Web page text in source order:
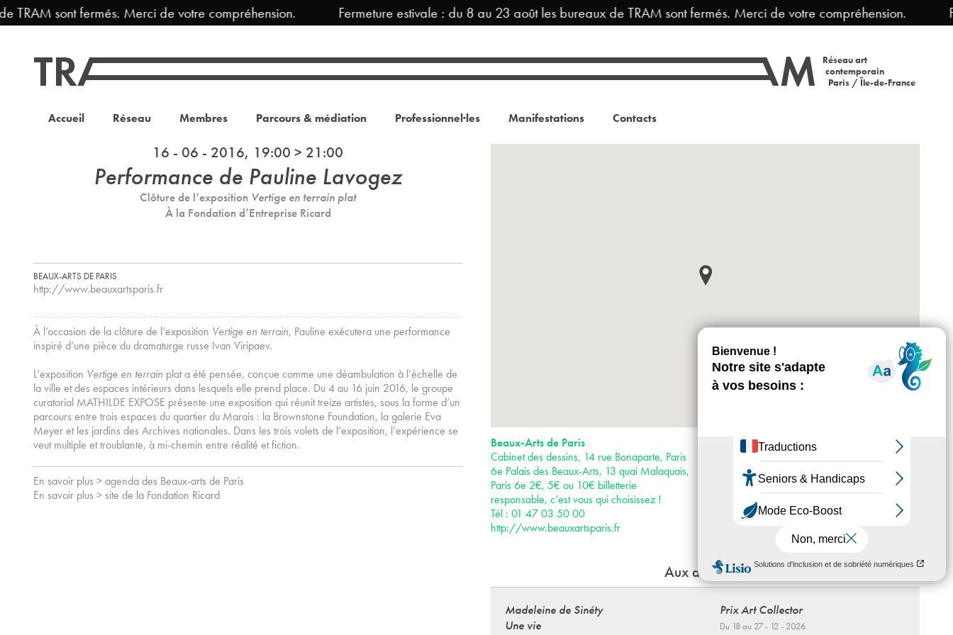
sont fermés. Merci de votre compréhension. Fermeture estivale : du 8 au 23 août les bureaux de TRAM sont fermés. Merci de votre compréhension.
Réseau art
contemporain
Paris / Île-de-France
Accueil Réseau Membres Parcours & médiation Professionnel·les Manifestations Contacts
16 - 06 - 2016, 19:00 > 21:00
Performance de Pauline Lavogez
Clôture de l’exposition Vertige en terrain plat
À la Fondation d’Entreprise Ricard
BEAUX-ARTS DE PARIS
http://www.beauxartsparis.fr
À l’occasion de la clôture de l’exposition Vertige en terrain, Pauline exécutera une performance
inspiré d’une pièce du dramaturge russe Ivan Viripaev.
L’exposition Vertige en terrain plat a été pensée, conçue comme une déambulation à l’échelle de
la ville et des espaces intérieurs dans lesquels elle prend place. Du 4 au 16 juin 2016, le groupe
curatorial MATHILDE EXPOSE présente une exposition qui réunit treize artistes, sous la forme d’un
parcours entre trois espaces du quartier du Marais : la Brownstone Foundation, la galerie Eva
Meyer et les jardins des Archives nationales. Dans les trois volets de l’exposition, l’expérience se
veut multiple et troublante, à mi-chemin entre réalité et fiction.
En savoir plus > agenda des Beaux-arts de Paris
En savoir plus > site de la Fondation Ricard
Beaux-Arts de Paris
Cabinet des dessins, 14 rue Bonaparte, Paris
6e Palais des Beaux-Arts, 13 quai Malaquais,
Paris 6e 2€, 5€ ou 10€ billetterie
responsable, c’est vous qui choisissez !
Tél : 01 47 03 50 00
http://www.beauxartsparis.fr
Horaires : Du mercredi au dimanche 13h-
19h, nocturne le jeudi jusqu’à 21h au Palais
des Beaux-Arts
Accès :
· Métro 4
· Bus 24, 27, 39, 63, 70, 86, 87, 95, 96
Aux alentours
Madeleine de Sinéty
Une vie
Prix Art Collector
Du 18 au 27 - 12 - 2026